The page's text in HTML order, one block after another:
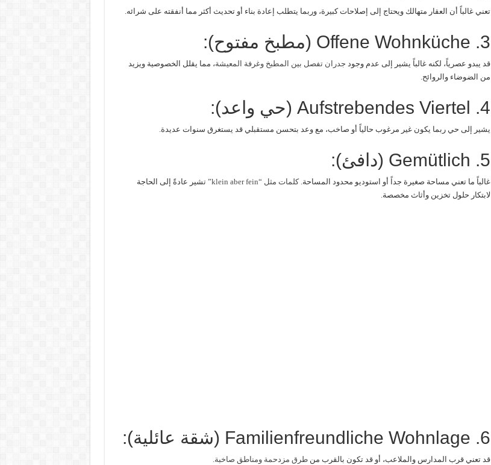
تعني غالباً أن العقار متهالك ويحتاج إلى إصلاحات كبيرة، وربما يتطلب إعادة بناء أو تحديث أكثر مما أنفقته على شرائه.
3. Offene Wohnküche (مطبخ مفتوح):
قد يبدو عصرياً، لكنه غالباً يشير إلى عدم وجود جدران تفصل بين المطبخ وغرفة المعيشة، مما يقلل الخصوصية ويزيد
من الضوضاء والروائح.
4. Aufstrebendes Viertel (حي واعد):
يشير إلى حي ربما يكون غير مرغوب حالياً أو صاخب، مع وعد بتحسن مستقبلي قد يستغرق سنوات عديدة.
5. Gemütlich (دافئ):
غالباً ما تعني مساحة صغيرة جداً أو استوديو محدود المساحة. كلمات مثل “klein aber fein” ت
شير عادةً إلى الحاجة
لابتكار حلول تخزين وأثاث مخصصة.
6. Familienfreundliche Wohnlage (شقة عائلية):
قد تعني قرب المدارس والملاعب، أو قد تكون بالقرب من طرق مزدحمة ومناطق صاخبة.